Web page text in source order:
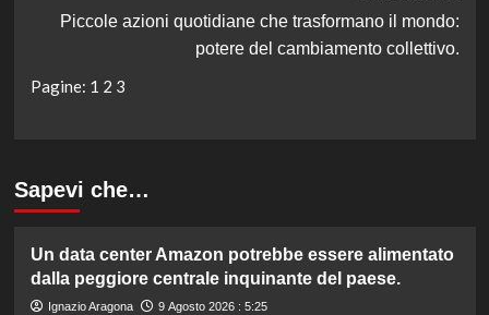
Piccole azioni quotidiane che trasformano il mondo:
potere del cambiamento collettivo.
Pagine: 1 2 3
Sapevi che…
Un data center Amazon potrebbe essere alimentato
dalla peggiore centrale inquinante del paese.
Ignazio Aragona 9 Agosto 2026 : 5:25